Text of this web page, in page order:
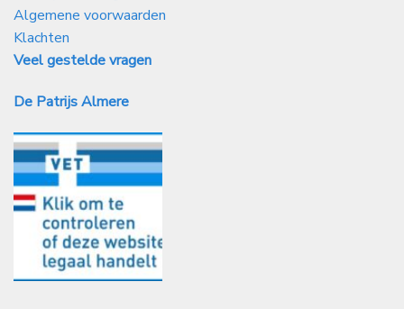
Algemene voorwaarden
Klachten
Veel gestelde vragen
De Patrijs Almere